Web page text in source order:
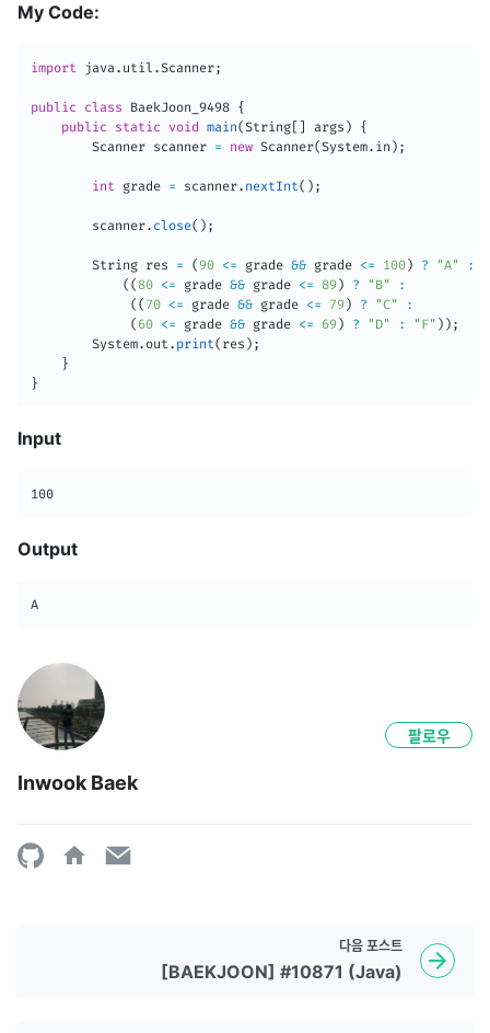
My Code:
import java . util .Scanner;
public class BaekJoon_9498 {
public
static void main(String args )
{
Scanner scanner = new Scanner(System. in ) ;
int grade = scanner. nextInt( ) ;
        scanner
. close( ) ;
String res = (90 <= grade && grade <= 100 ) ? "A"
:
( (80 <= grade && grade <= 89 ) ? "B"
:
( ( 70 <= grade && grade <= 79 ) ? "C"
:
( 60 <= grade && grade <= 69 ) ? "D" : "F" ) ) ;
System. out . print( res ) ;
}
}
Input
100
Output
A
Inwook Baek
팔로우
다음 포스트
[BAEKJOON] #10871 (Java)